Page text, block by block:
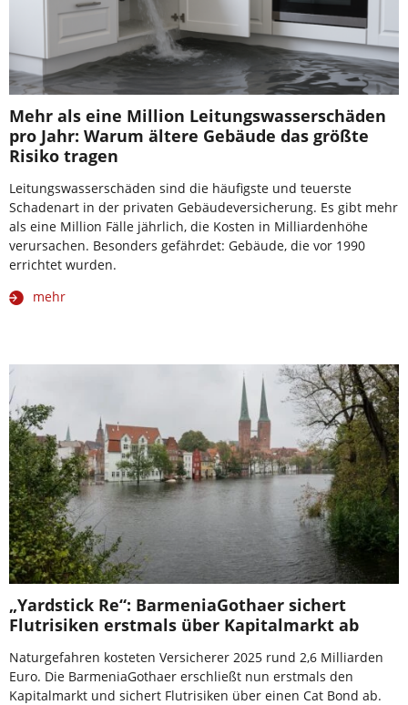
Mehr als eine Million Leitungswasserschäden
pro Jahr: Warum ältere Gebäude das größte
Risiko tragen
Leitungswasserschäden sind die häufigste und teuerste
Schadenart in der privaten Gebäudeversicherung. Es gibt mehr
als eine Million Fälle jährlich, die Kosten in Milliardenhöhe
verursachen. Besonders gefährdet: Gebäude, die vor 1990
errichtet wurden.
mehr
„Yardstick Re“: BarmeniaGothaer sichert
Flutrisiken erstmals über Kapitalmarkt ab
Naturgefahren kosteten Versicherer 2025 rund 2,6 Milliarden
Euro. Die BarmeniaGothaer erschließt nun erstmals den
Kapitalmarkt und sichert Flutrisiken über einen Cat Bond ab.